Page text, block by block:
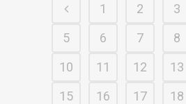
1 2 3
5
6 7 8
10
11 12 13
15
16 17 18